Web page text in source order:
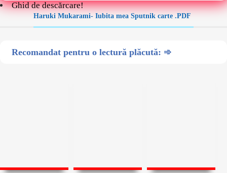
Ghid de descărcare!
Haruki Mukarami- Iubita mea Sputnik carte .PDF
Recomandat pentru o lectură plăcută: ➾